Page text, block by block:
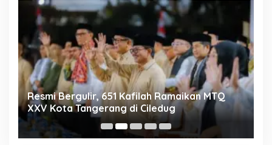
Resmi Bergulir, 651 Kafilah Ramaikan MTQ
XXV Kota Tangerang di Ciledug